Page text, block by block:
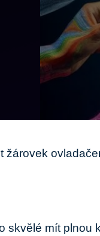
žárovek
skvělé mít‌ plnou‍